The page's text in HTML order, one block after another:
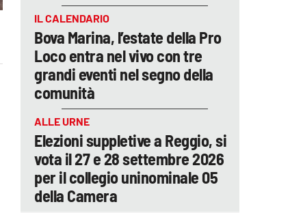
IL CALENDARIO
Bova Marina, l’estate della Pro
Loco entra nel vivo con tre
grandi eventi nel segno della
comunità
ALLE URNE
Elezioni suppletive a Reggio, si
vota il 27 e 28 settembre 2026
per il collegio uninominale 05
della Camera